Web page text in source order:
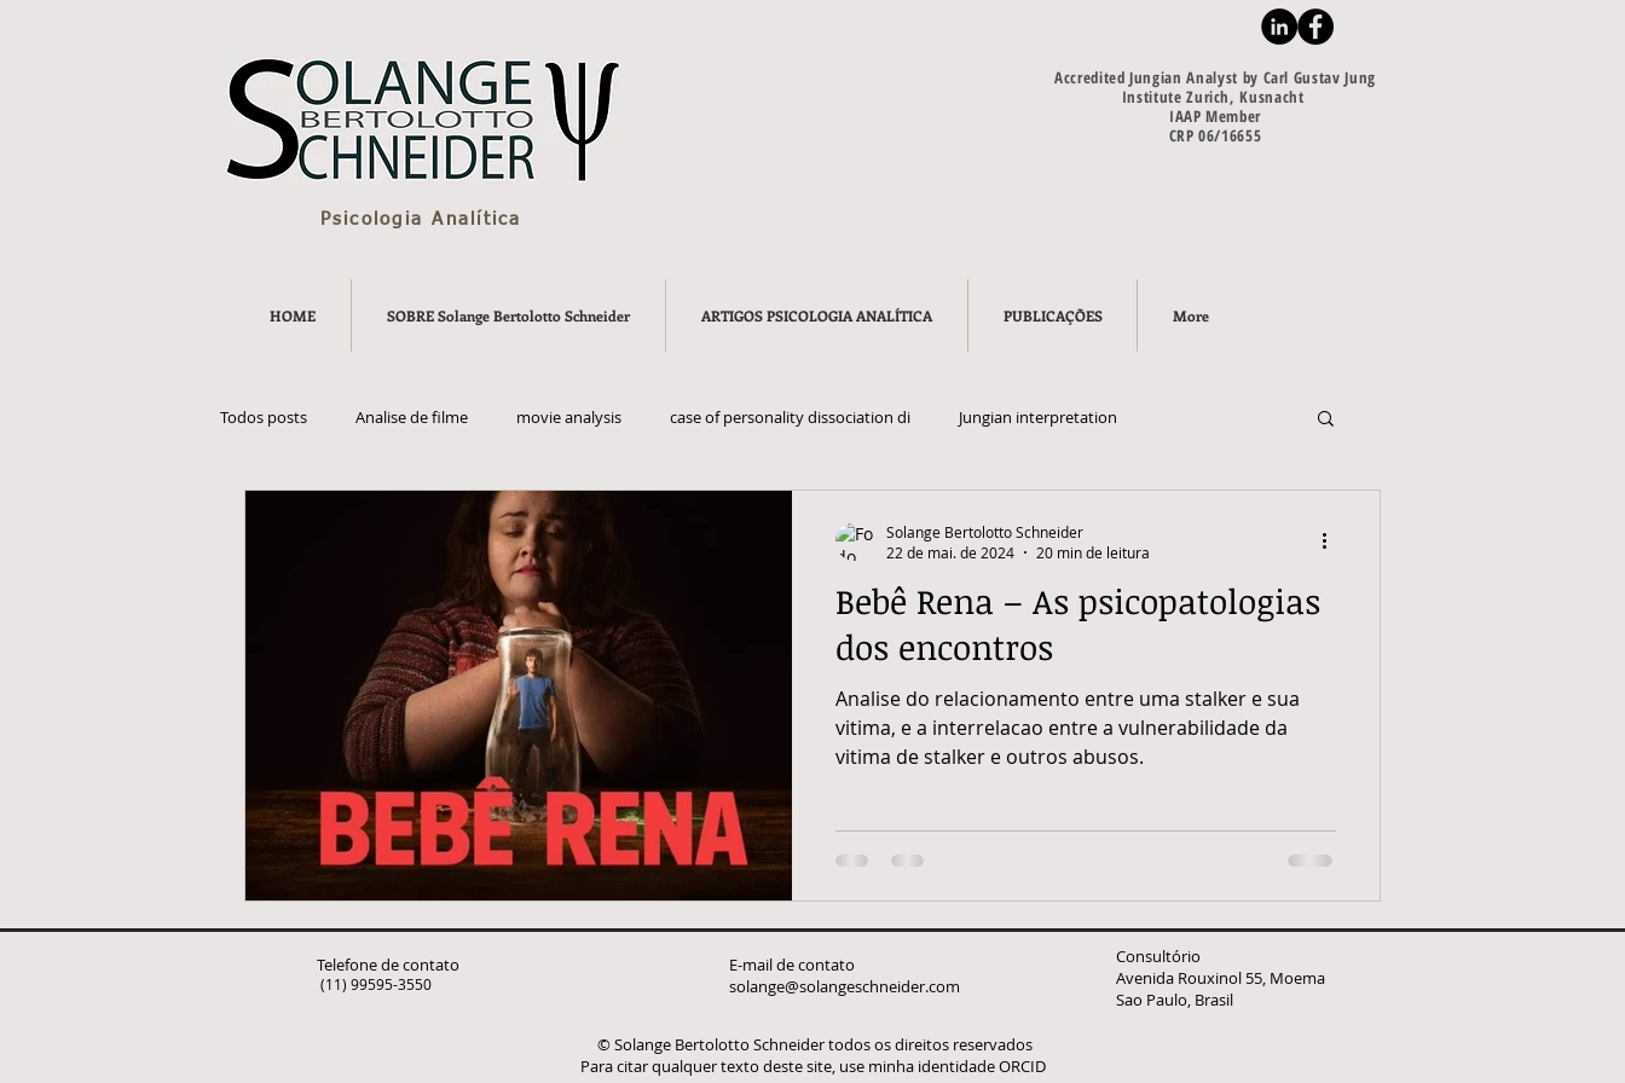
Psicologia Analítica
Accredited Jungian Analyst by Carl Gustav Jung
Institute Zurich, Kusnacht
IAAP Member
CRP 06/16655
HOME SOBRE Solange Bertolotto Schneider ARTIGOS PSICOLOGIA ANALÍTICA PUBLICAÇÕES More
Todos posts Analise de filme movie analysis case of personality dissociation di Jungian interpretation
Carl Gustav Jung
mitologia sociedade patriarcal religiao Cassandra tribo Prefácio de Livro
Resenha de Livro Book review Images of Unconscious Analise Psicologica de Filme Lançamento de livro Política
adolescencia Psicologia do Desenvolvimento
Bebê Rena – As psicopatologias
dos encontros
Analise do relacionamento entre uma stalker e sua
vitima, e a interrelacao entre a vulnerabilidade da
vitima de stalker e outros abusos.
Solange Bertolotto Schneider
22 de mai. de 2024
20 min de leitura
Telefone de contato
(11) 99595-3550
E-mail de contato
solange@solangeschneider.com
Consultório
Avenida Rouxinol 55, Moema
Sao Paulo, Brasil
© Solange Bertolotto Schneider todos os direitos reservados
Para citar qualquer texto deste site, use minha identidade ORCID